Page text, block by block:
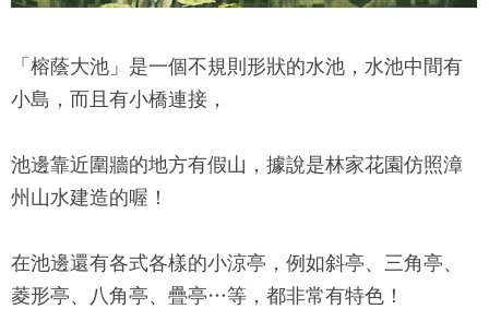
「榕蔭大池」是一個不規則形狀的水池，水池中間有
小島，而且有小橋連接，
池邊靠近圍牆的地方有假山，據說是林家花園仿照漳
州山水建造的喔！
在池邊還有各式各樣的小涼亭，例如斜亭、三角亭、
菱形亭、八角亭、疊亭…等，都非常有特色！